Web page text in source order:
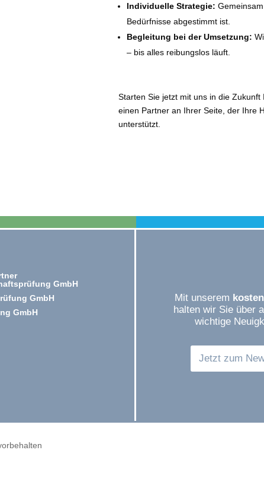
Individuelle Strategie:
Bedürfnisse abge­stimmt ist.
Begleitung bei der Umsetzung:
– bis alles rei­bungs­los läuft.
Starten Sie jetzt mit uns in die
einen Partner an Ihrer Seite, der Ihre
unterstützt.
GmbH
GmbH
GmbH
Mit unserem
halten wir Sie über
wichtige
Jetzt zum